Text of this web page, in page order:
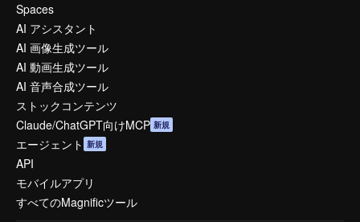
Spaces
AI アシスタント
AI 画像生成ツール
AI 動画生成ツール
AI 音声合成ツール
ストックコンテンツ
Claude/ChatGPT向けMCP 新規
エージェント 新規
API
モバイルアプリ
すべてのMagnificツール